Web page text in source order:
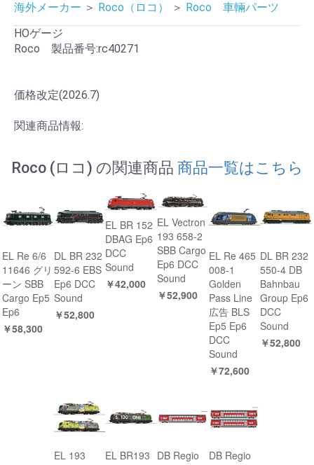
海外メーカー ＞ Roco（ロコ） ＞ Roco 車輛パーツ
HOゲージ
Roco 製品番号:rc40271
価格改定(2026.7)
関連商品情報:
Roco (ロコ) の関連商品 商品一覧はこちら
EL Re 6/6
11646 グリ
ーン SBB
Cargo Ep5
Ep6
￥58,300
DL BR 232
592-6 EBS
Ep6 DCC
Sound
￥52,800
EL BR 152
DBAG Ep6
DCC
Sound
￥42,000
EL Vectron
193 658-2
SBB Cargo
Ep6 DCC
Sound
￥52,900
EL Re 465
008-1
Golden
Pass Line
広告 BLS
Ep5 Ep6
DCC
Sound
￥72,600
DL BR 232
550-4 DB
Bahnbau
Group Ep6
DCC
Sound
￥52,800
EL 193
EL BR193 DB Regio
DB Regio